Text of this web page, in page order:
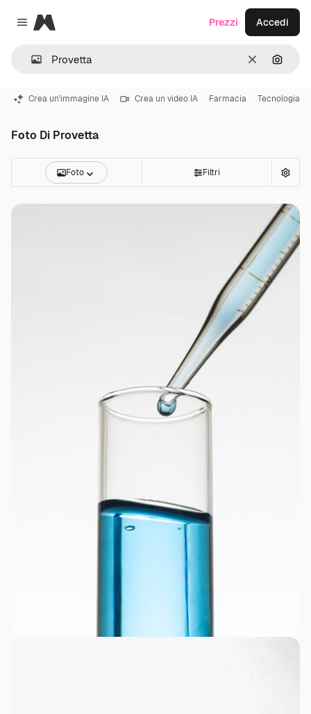
Close menu
Magnific
CancellaCerca
Prezzi Accedi
Crea un'immagine IA Crea un video IA Farmacia Tecnologia
Foto Di Provetta
Foto Filtri